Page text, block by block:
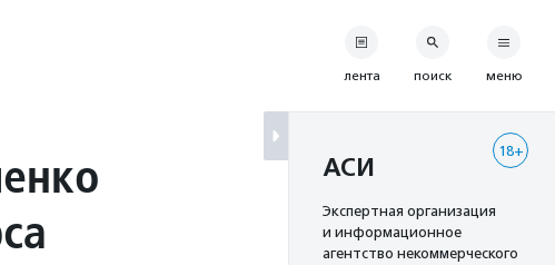
лента поиск меню
18+
АСИ
Экспертная организация
и информационное
агентство некоммерческого